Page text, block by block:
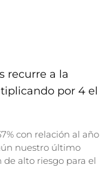
recurre a la
por 4 el
con relación al año
nuestro último
alto riesgo para el